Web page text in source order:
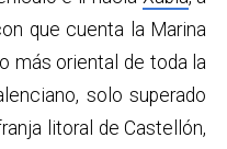
que cuenta la Marina
más oriental de toda la
solo superado
litoral de Castellón,